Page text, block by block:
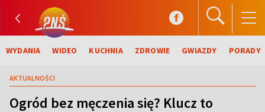
WYDANIA WIDEO KUCHNIA ZDROWIE GWIAZDY PORADY
AKTUALNOŚCI
Ogród bez męczenia się? Klucz to